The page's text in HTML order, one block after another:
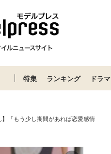
特集 ランキング ドラマ
「もう少し期間があれば恋愛感情